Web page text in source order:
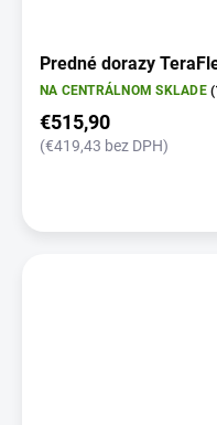
Predné dorazy
NA CENTRÁLNOM SKLADE
€515,90
(€419,43 bez DPH)